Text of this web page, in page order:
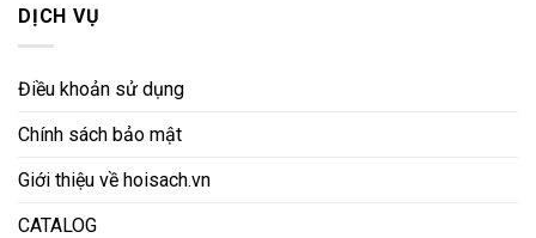
DỊCH VỤ
Điều khoản sử dụng
Chính sách bảo mật
Giới thiệu về hoisach.vn
CATALOG